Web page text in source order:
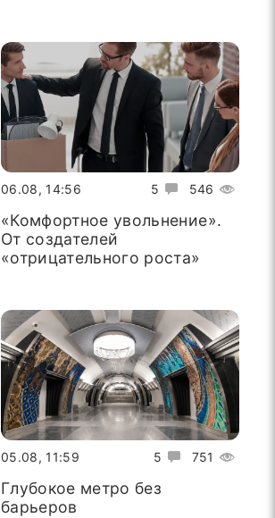
5 546
06.08, 14:56
«Комфортное увольнение».
От создателей
«отрицательного роста»
5 751
05.08, 11:59
Глубокое метро без
барьеров